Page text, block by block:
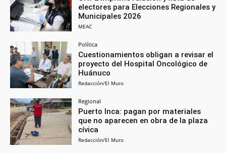
electores para Elecciones Regionales y
Municipales 2026
MEAC
Política
Cuestionamientos obligan a revisar el
proyecto del Hospital Oncológico de
Huánuco
Redacción/El Muro
Regional
Puerto Inca: pagan por materiales
que no aparecen en obra de la plaza
cívica
Redacción/El Muro